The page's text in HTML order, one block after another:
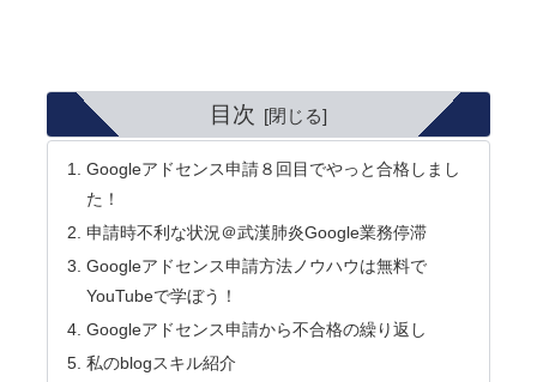
目次
Googleアドセンス申請８回目でやっと合格しまし
た！
申請時不利な状況＠武漢肺炎Google業務停滞
Googleアドセンス申請方法ノウハウは無料で
YouTubeで学ぼう！
Googleアドセンス申請から不合格の繰り返し
私のblogスキル紹介